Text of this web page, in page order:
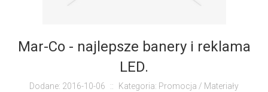
Mar-Co - najlepsze banery i reklama
LED.
Dodane: 2016-10-06 ::
Kategoria: Promocja / Materiały